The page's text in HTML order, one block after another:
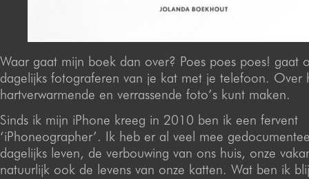
Waar gaat mijn boek dan over? Poes poes poes! gaat
dagelijks fotograferen van je kat met je telefoon. Over
hartverwarmende en verrassende foto’s kunt maken.
Sinds ik mijn iPhone kreeg in 2010 ben ik een fervent
‘iPhoneographer’. Ik heb er al veel mee
dagelijks leven, de verbouwing van ons huis, onze
natuurlijk ook de levens van onze katten. Wat ben ik